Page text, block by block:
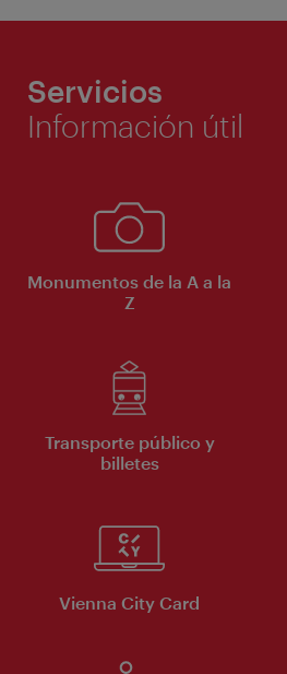
Servicios
Información útil
Monumentos de la A a la
Z
Transporte público y
billetes
Vienna City Card